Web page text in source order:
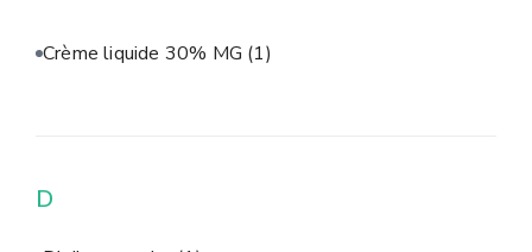
Crème liquide 30% MG (1)
D